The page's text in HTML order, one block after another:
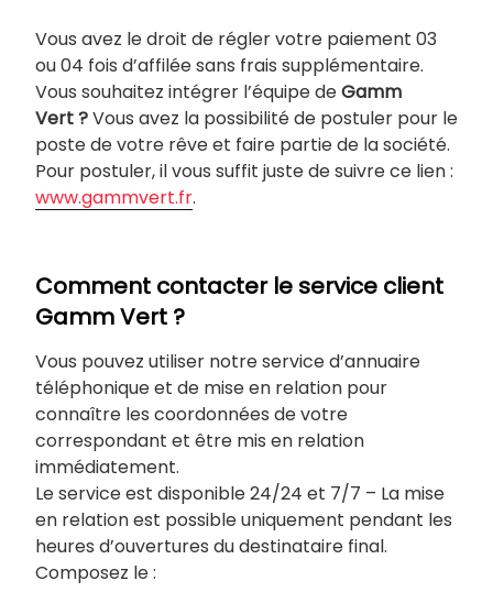
Vous avez le droit de régler votre paiement 03
ou 04 fois d’affilée sans frais supplémentaire.
Vous souhaitez intégrer l’équipe deGamm
Vert ?Vous avez la possibilité de postuler pour le
poste de votre rêve et faire partie de la société.
Pour postuler, il vous suffit juste de suivre ce lien :
www.gammvert.fr.
Comment contacter le service client
Gamm Vert ?
Vous pouvez utiliser notre service d’annuaire
téléphonique et de mise en relation pour
connaître les coordonnées de votre
correspondant et être mis en relation
immédiatement.
Le service est disponible 24/24 et 7/7 – La mise
en relation est possible uniquement pendant les
heures d’ouvertures du destinataire final.
Composez le :